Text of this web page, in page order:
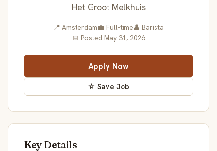
Het Groot Melkhuis
📍 Amsterdam💼 Full-time👤 Barista
📅 Posted May 31, 2026
Apply Now
☆ Save Job
Key Details